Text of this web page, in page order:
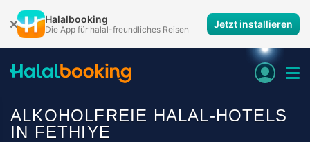
Halalbooking
Die App für halal-freundliches Reisen Jetzt installieren
ALKOHOLFREIE HALAL-HOTELS
IN FETHIYE